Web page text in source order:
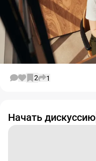
2 1
Начать дискуссию